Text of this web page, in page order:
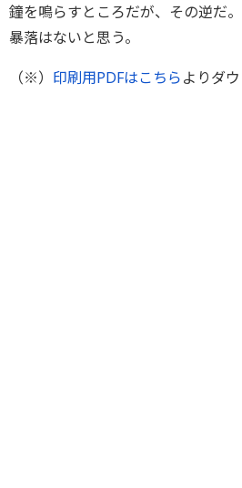
鐘を鳴らすところだが、その逆だ
暴落はないと思う。
（※） 印刷用PDFはこちらよりダ